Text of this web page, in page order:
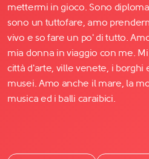
mettermi in gioco. Sono
sono un tuttofare, amo
vivo e so fare un po' di tutto.
mia donna in viaggio con me.
città d'arte, ville venete, i borghi
musei. Amo anche il mare, la
musica ed i balli caraibici.